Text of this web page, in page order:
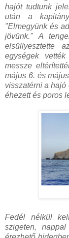
hajót tudtunk
után a
"Elmegyünk és
jövünk." A
elsüllyesztette
egységek
messze
május 6. és
visszatérni a hajó
éhezett és poros
Fedél nélkül
szigeten,